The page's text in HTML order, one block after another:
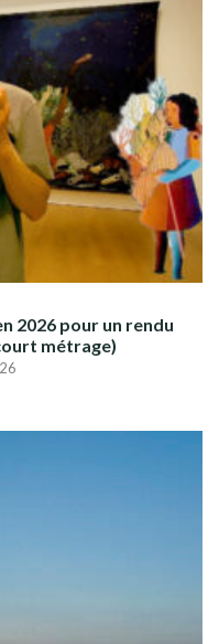
2026 pour un rendu
métrage)